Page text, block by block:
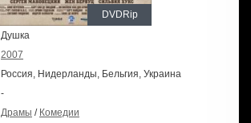
DVDRip
Душка
2007
Россия, Нидерланды, Бельгия, Украина
-
Драмы / Комедии